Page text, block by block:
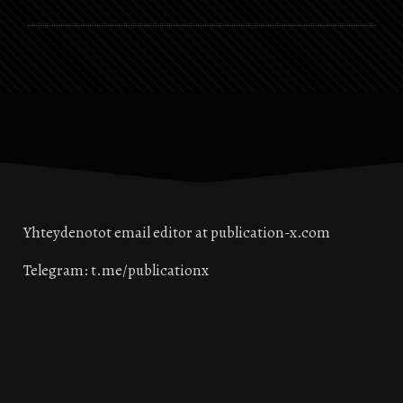
Yhteydenotot email editor at publication-x.com
Telegram: t.me/publicationx